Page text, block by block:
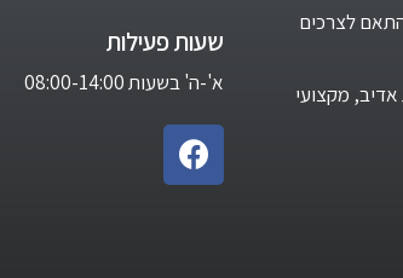
לצרכים
אדיב, מקצועי
שעות פעילות
א'-ה' בשעות 08:00-14:00